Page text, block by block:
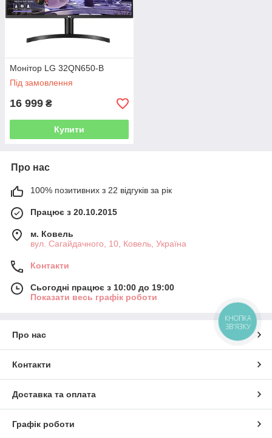
Монітор LG 32QN650-B
Під замовлення
16 999 ₴
Купити
Про нас
100% позитивних з 22 відгуків за рік
Працює з 20.10.2015
м. Ковель
вул. Сагайдачного, 10, Ковель, Україна
Контакти
Сьогодні працює з 10:00 до 19:00
Показати весь графік роботи
Про нас
Контакти
Доставка та оплата
Графік роботи
КНОПКА
ЗВ'ЯЗКУ